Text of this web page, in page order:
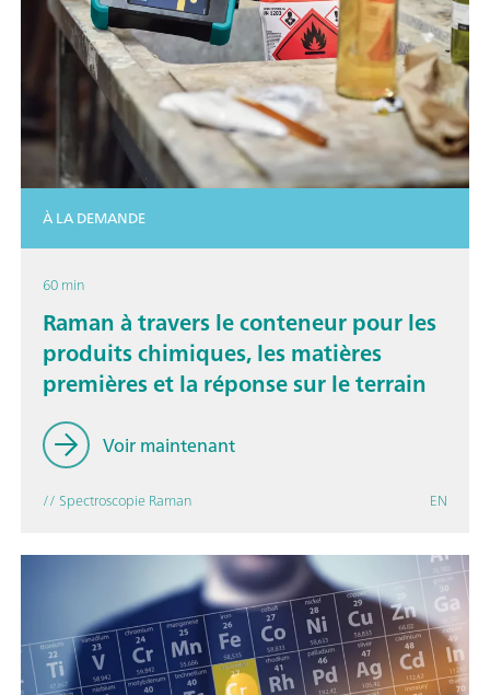
À LA DEMANDE
60 min
Raman à travers le conteneur pour les
produits chimiques, les matières
premières et la réponse sur le terrain
Voir maintenant
// Spectroscopie Raman EN